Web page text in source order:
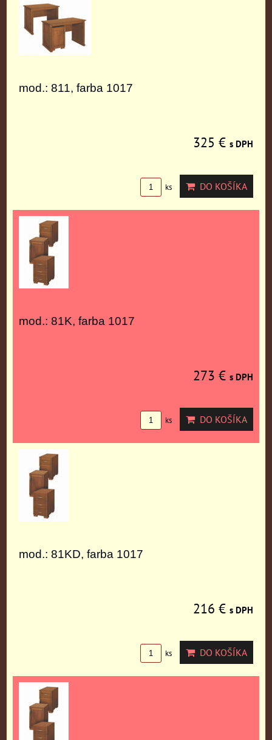
mod.: 811, farba 1017
325 € s DPH
ks DO KOŠÍKA
mod.: 81K, farba 1017
273 € s DPH
ks DO KOŠÍKA
mod.: 81KD, farba 1017
216 € s DPH
ks DO KOŠÍKA